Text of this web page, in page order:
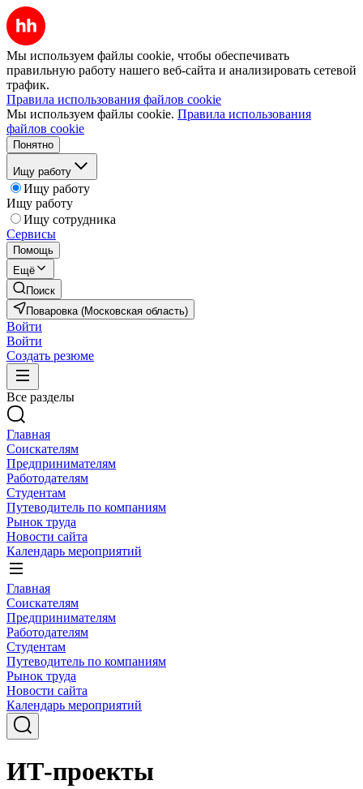
Мы используем файлы cookie, чтобы обеспечивать
правильную работу нашего веб-сайта и анализировать сетевой
трафик.
Правила использования файлов cookie
Мы используем файлы cookie. Правила использования
файлов cookie
Понятно
Ищу работу
Ищу работу
Ищу работу
Ищу сотрудника
Сервисы
Помощь
Ещё
Поиск
Поваровка (Московская область)
Войти
Войти
Создать резюме
Все разделы
Главная
Соискателям
Предпринимателям
Работодателям
Студентам
Путеводитель по компаниям
Рынок труда
Новости сайта
Календарь мероприятий
Главная
Соискателям
Предпринимателям
Работодателям
Студентам
Путеводитель по компаниям
Рынок труда
Новости сайта
Календарь мероприятий
ИТ-проекты